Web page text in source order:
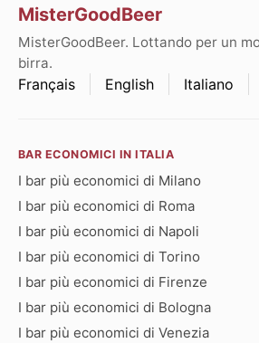
MisterGoodBeer
MisterGoodBeer. Lottando per un
birra.
Français English Italiano
BAR ECONOMICI IN ITALIA
I bar più economici di Milano
I bar più economici di Roma
I bar più economici di Napoli
I bar più economici di Torino
I bar più economici di Firenze
I bar più economici di Bologna
I bar più economici di Venezia